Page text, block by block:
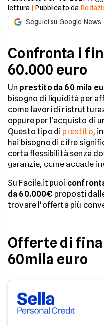
lettura |Pubblicato da
Seguici su Google News
Confronta i
60.000 euro
Un prestito da 60 mila
bisogno di liquidità per
come lavori di
oppure per l'acquisto di
Questo tipo di prestito,
hai bisogno di cifre
certa flessibilità senza
garanzie, come accade
Su Facile.it puoi
da 60.000€ proposti
trovare l'offerta più
Offerte di
60mila euro